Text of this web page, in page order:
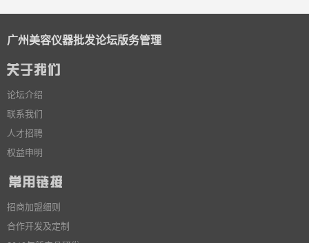
广州美容仪器批发论坛版务管理
论坛介绍
联系我们
人才招聘
权益申明
招商加盟细则
合作开发及定制